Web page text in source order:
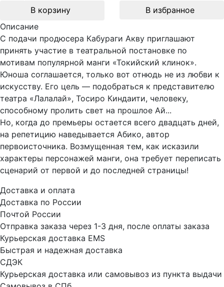
В корзину
В избранное
Описание
С подачи продюсера Кабураги Акву приглашают
принять участие в театральной постановке по
мотивам популярной манги «Токийский клинок».
Юноша соглашается, только вот отнюдь не из любви к
искусству. Его цель — подобраться к представителю
театра «Лалалай», Тосиро Киндаити, человеку,
способному пролить свет на прошлое Ай...
Но, когда до премьеры остается всего двадцать дней,
на репетицию наведывается Абико, автор
первоисточника. Возмущенная тем, как исказили
характеры персонажей манги, она требует переписать
сценарий от первой и до последней страницы!
Доставка и оплата
Доставка по России
Почтой России
Отправка заказа через 1-3 дня, после оплаты заказа
Курьерская доставка EMS
Быстрая и надежная доставка
СДЭК
Курьерская доставка или самовывоз из пункта выдачи